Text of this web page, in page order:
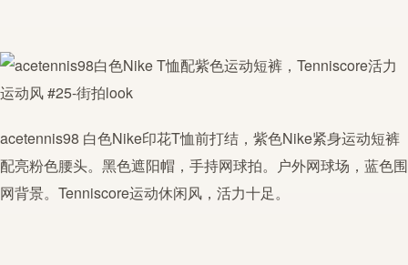
acetennis98 白色Nike印花T恤前打结，紫色Nike紧身运动短裤
配亮粉色腰头。黑色遮阳帽，手持网球拍。户外网球场，蓝色围
网背景。Tenniscore运动休闲风，活力十足。